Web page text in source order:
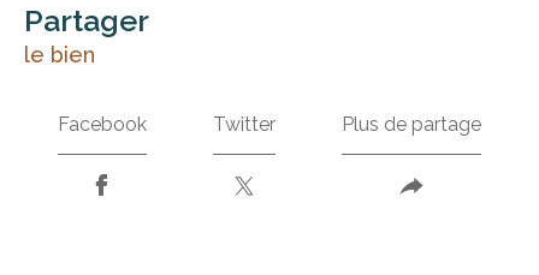
partager
le bien
Facebook Twitter Plus de partage